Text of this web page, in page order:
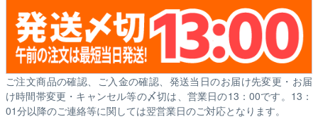
ご注文商品の確認、ご入金の確認、発送当日のお届け先変更・お届
け時間帯変更・キャンセル等の〆切は、営業日の13：00です。13：
01分以降のご連絡等に関しては翌営業日のご対応となります。